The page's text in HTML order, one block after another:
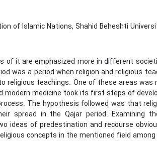
of Islamic Nations, Shahid Beheshti
of it are emphasized more in different
was a period when religion and religious
religious teachings. One of these areas
medicine took its first steps of
The hypothesis followed was that
spread in the Qajar period. Examining
ideas of predestination and recourse
concepts in the mentioned field